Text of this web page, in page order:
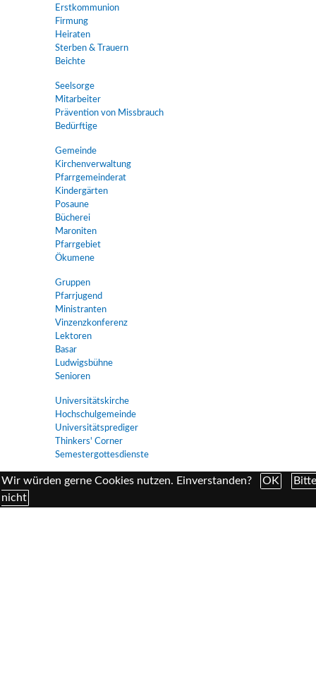
Wir würden gerne Cookies nutzen. Einverstanden? OK
nicht
Erstkommunion
Firmung
Heiraten
Sterben & Trauern
Beichte
Seelsorge
Mitarbeiter
Prävention von Missbrauch
Bedürftige
Gemeinde
Kirchenverwaltung
Pfarrgemeinderat
Kindergärten
Posaune
Bücherei
Maroniten
Pfarrgebiet
Ökumene
Gruppen
Pfarrjugend
Ministranten
Vinzenzkonferenz
Lektoren
Basar
Ludwigsbühne
Senioren
Universitätskirche
Hochschulgemeinde
Universitätsprediger
Thinkers' Corner
Semestergottesdienste
Kirchenmusik
Singen für Alle